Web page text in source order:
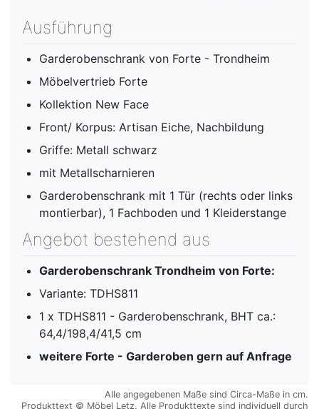
Ausführung
Garderobenschrank von Forte - Trondheim
Möbelvertrieb Forte
Kollektion New Face
Front/ Korpus: Artisan Eiche, Nachbildung
Griffe: Metall schwarz
mit Metallscharnieren
Garderobenschrank mit 1 Tür (rechts oder links
montierbar), 1 Fachboden und 1 Kleiderstange
Angebot bestehend aus
Garderobenschrank Trondheim von Forte:
Variante: TDHS811
1 x TDHS811 - Garderobenschrank, BHT ca.:
64,4/198,4/41,5 cm
weitere Forte - Garderoben gern auf Anfrage
Alle angegebenen Maße sind Circa-Maße in cm.
Produkttext © Möbel Letz. Alle Produkttexte sind individuell durch